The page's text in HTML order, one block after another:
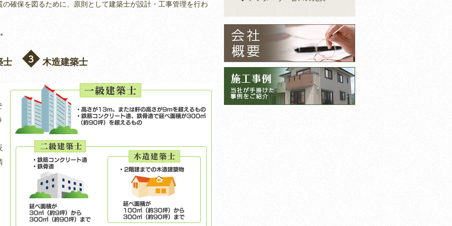
確保を図るために、原則として建築士が設計・工事管理を行わ
士 木造建築士